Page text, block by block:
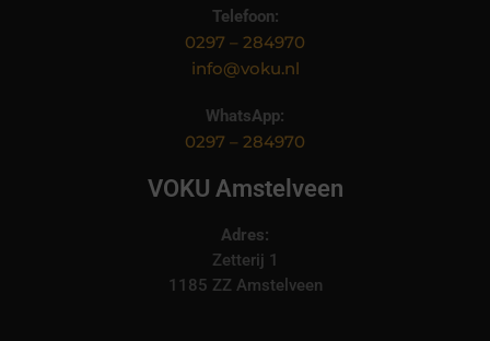
Telefoon:
0297 – 284970
info@voku.nl
WhatsApp:
0297 – 284970
VOKU Amstelveen
Adres:
Zetterij 1
1185 ZZ Amstelveen